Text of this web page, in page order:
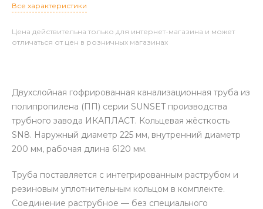
Все характеристики
Цена действительна только для интернет-магазина и может
отличаться от цен в розничных магазинах
Двухслойная гофрированная канализационная труба из
полипропилена (ПП) серии SUNSET производства
трубного завода ИКАПЛАСТ. Кольцевая жёсткость
SN8. Наружный диаметр 225 мм, внутренний диаметр
200 мм, рабочая длина 6120 мм.
Труба поставляется с интегрированным раструбом и
резиновым уплотнительным кольцом в комплекте.
Соединение раструбное — без специального